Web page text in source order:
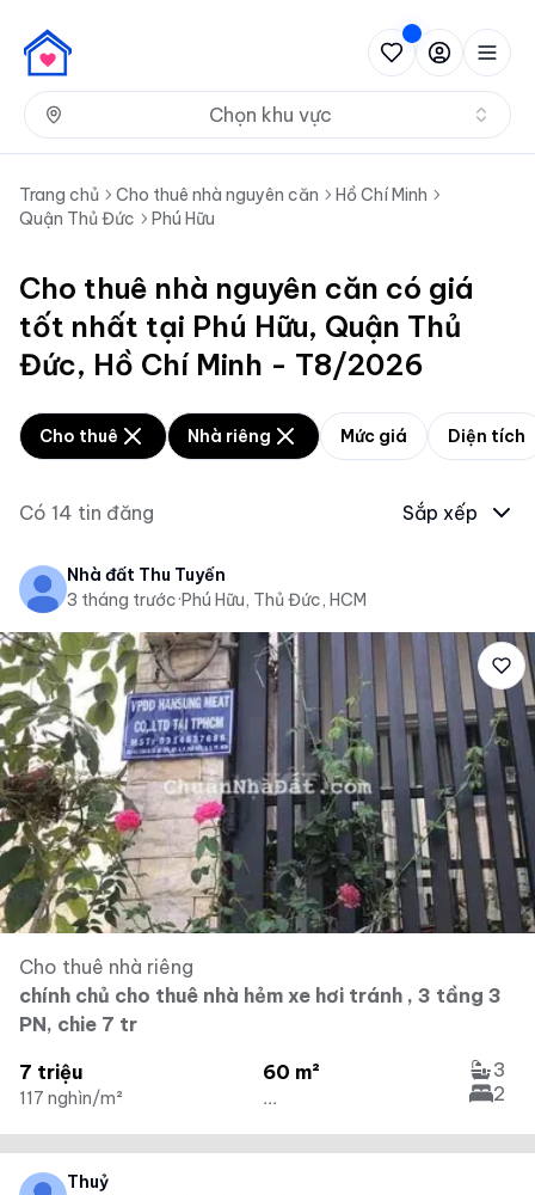
Chọn khu vực
Trang chủ Cho thuê nhà nguyên căn
Hồ Chí Minh
Quận Thủ Đức
Phú Hữu
Cho thuê nhà nguyên căn có giá
tốt nhất tại Phú Hữu, Quận Thủ
Đức, Hồ Chí Minh - T8/2026
Cho thuê Nhà riêng Mức giá Diện tích
Có 14 tin đăng Sắp xếp
Nhà đất Thu Tuyến
3 tháng trước·Phú Hữu, Thủ Đức, HCM
Cho thuê nhà riêng
chính chủ cho thuê nhà hẻm xe hơi tránh , 3 tầng 3
PN, chie 7 tr
7 triệu
117 nghìn/m²
60 m²
...
3
2
Thuỷ